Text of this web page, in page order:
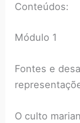
Conteúdos:
Módulo 1
Fontes e
O culto